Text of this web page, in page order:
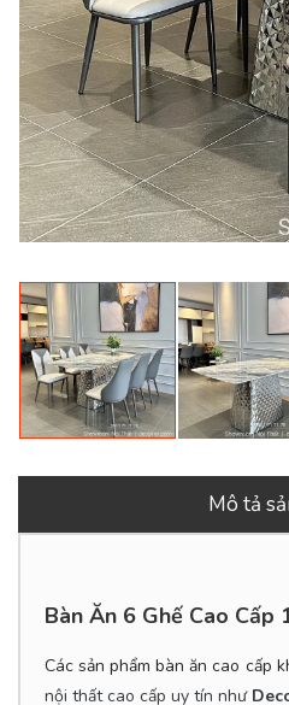
Mô tả
Bàn Ăn 6 Ghế Cao Cấp
Các sản phẩm bàn ăn cao cấp
nội thất cao cấp uy tín như